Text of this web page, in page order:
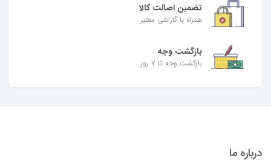
تضمین اصالت کالا
همراه با گارانتی معتبر
بازگشت وجه
بازگشت وجه تا ۷ روز
درباره ما